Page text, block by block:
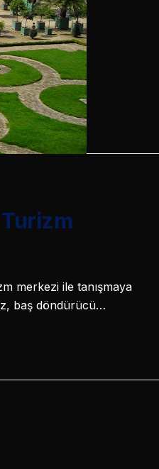
merkezi ile tanışmaya
baş döndürücü…